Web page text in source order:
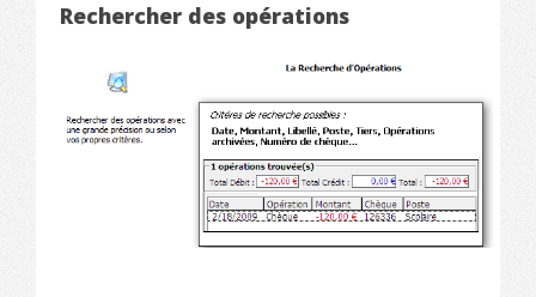
Rechercher des opérations